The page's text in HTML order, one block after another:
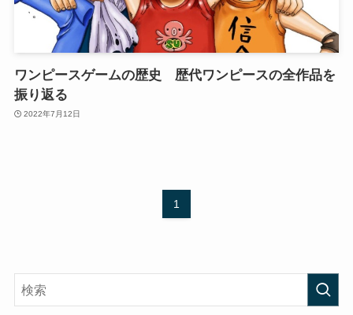
ワンピースゲームの歴史 歴代ワンピースの全作品を
振り返る
2022年7月12日
1